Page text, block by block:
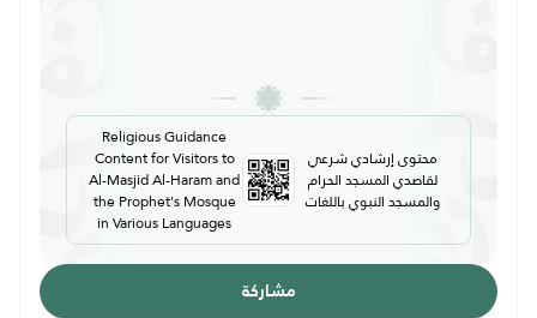
محتوى إرشادي شرعي
لقاصدي المسجد الحرام
والمسجد النبوي باللغات
Religious Guidance
Content for Visitors to
Al-Masjid Al-Haram and
the Prophet's Mosque
in Various Languages
مشاركة